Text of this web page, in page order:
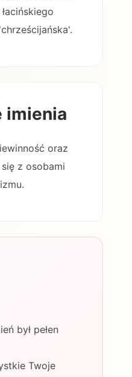
imienia
oraz
z osobami
był pełen
Twoje